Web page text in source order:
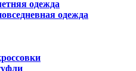
одежда
одежда